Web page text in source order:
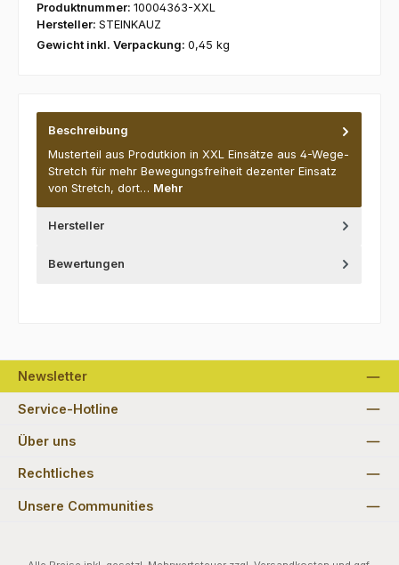
Produktnummer: 10004363-XXL
Hersteller: STEINKAUZ
Gewicht inkl. Verpackung: 0,45 kg
Beschreibung
Musterteil aus Produtkion in XXL Einsätze aus 4-Wege-
Stretch für mehr Bewegungsfreiheit dezenter Einsatz
von Stretch, dort… Mehr
Hersteller
Bewertungen
Newsletter
Service-Hotline
Über uns
Rechtliches
Unsere Communities